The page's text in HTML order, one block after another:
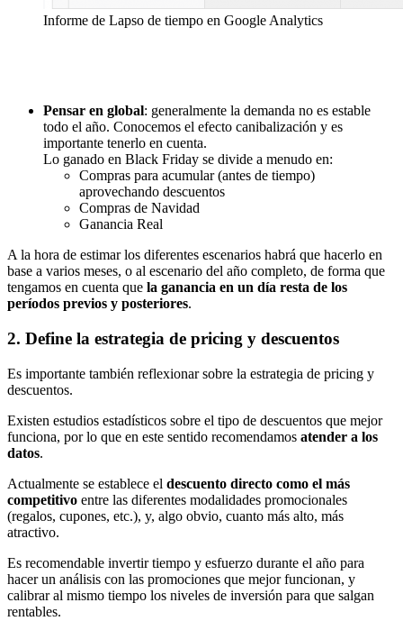
Informe de Lapso de tiempo en Google Analytics
Pensar en global: generalmente la demanda no es estable
todo el año. Conocemos el efecto canibalización y es
importante tenerlo en cuenta.
Lo ganado en Black Friday se divide a menudo en:
Compras para acumular (antes de tiempo)
aprovechando descuentos
Compras de Navidad
Ganancia Real
A la hora de estimar los diferentes escenarios habrá que hacerlo en
base a varios meses, o al escenario del año completo, de forma que
tengamos en cuenta que la ganancia en un día resta de los
períodos previos y posteriores.
2. Define la estrategia de pricing y descuentos
Es importante también reflexionar sobre la estrategia de pricing y
descuentos.
Existen estudios estadísticos sobre el tipo de descuentos que mejor
funciona, por lo que en este sentido recomendamos atender a los
datos.
Actualmente se establece el descuento directo como el más
competitivo entre las diferentes modalidades promocionales
(regalos, cupones, etc.), y, algo obvio, cuanto más alto, más
atractivo.
Es recomendable invertir tiempo y esfuerzo durante el año para
hacer un análisis con las promociones que mejor funcionan, y
calibrar al mismo tiempo los niveles de inversión para que salgan
rentables.